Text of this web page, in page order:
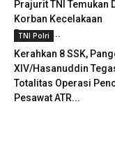
Prajurit TNI Temukan
Korban Kecelakaan
Pesawat...
TNI Polri
Kerahkan 8 SSK,
XIV/Hasanuddin
Totalitas Operasi
Pesawat ATR...